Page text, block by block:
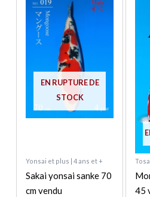
EN RUPTURE DE
STOCK
Yonsai et plus | 4 ans et +
Sakai yonsai sanke 70
cm vendu
45
être
la